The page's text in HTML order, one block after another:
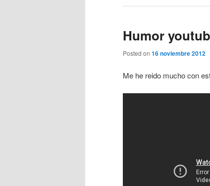
Humor
Posted on 16 noviembre 2012
Me he reido mucho con